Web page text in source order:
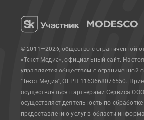
© 2011—2026, общество с ограниченной
«Текст Медиа», официальный сайт.
управляется обществом с ограниченной
"Текст Медиа", ОГРН 1163668076550.
осуществляться партнерами Сервиса.ООО
осуществляет деятельность по
предоставлению услуг в области